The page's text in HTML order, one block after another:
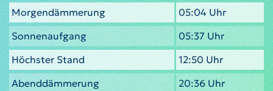
Morgendämmerung
05:04 Uhr
Sonnenaufgang
05:37 Uhr
Höchster Stand
12:50 Uhr
Abenddämmerung
20:36 Uhr